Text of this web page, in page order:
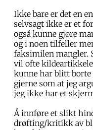
Ikke bare er det en
selvsagt ikke er et
også kunne gjøre
og i noen tilfeller
faksimilen mangler.
vil ofte
kunne har blitt borte
gjerne som at jeg
jeg ikke har et
Å innføre et slikt
drøfting/kritikk av